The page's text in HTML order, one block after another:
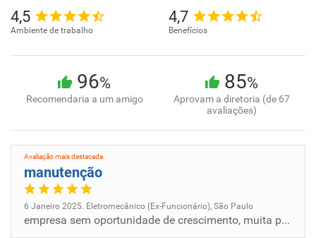
4,5
Ambiente de trabalho
4,7
Benefícios
96%
Recomendaria a um amigo
85%
Aprovam a diretoria (de 67
avaliações)
Avaliação mais destacada
manutenção
6 Janeiro 2025. Eletromecânico (Ex-Funcionário), São Paulo
empresa sem oportunidade de crescimento, muita panelinha, quem consegue crescer na empresa é por questão de amizade e nã...